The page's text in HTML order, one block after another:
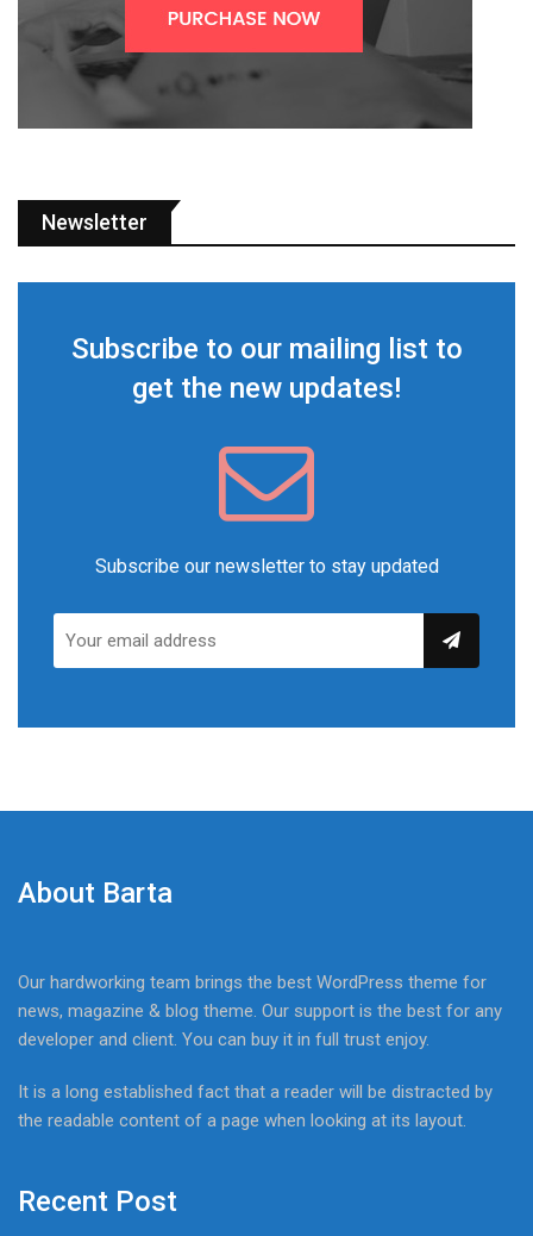
Newsletter
Subscribe to our mailing list to
get the new updates!
Subscribe our newsletter to stay updated
About Barta
Our hardworking team brings the best WordPress theme for
news, magazine & blog theme. Our support is the best for any
developer and client. You can buy it in full trust enjoy.
It is a long established fact that a reader will be distracted by
the readable content of a page when looking at its layout.
Recent Post